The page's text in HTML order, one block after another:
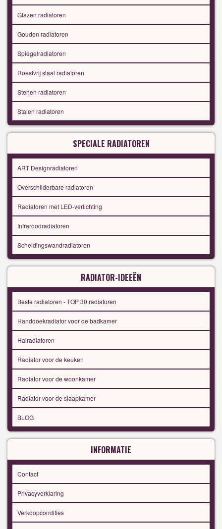
Glazen radiatoren
Gouden radiatoren
Spiegelradiatoren
Roestvrij staal radiatoren
Stenen radiatoren
Stalen radiatoren
SPECIALE RADIATOREN
ART Designradiatoren
Overschilderbare radiatoren
Radiatoren met LED-verlichting
Infraroodradiatoren
Scheidingswandradiatoren
RADIATOR-IDEEËN
Beste radiatoren - TOP 30 radiatoren
Handdoekradiator voor de badkamer
Halradiatoren
Radiator voor de keuken
Radiator voor de woonkamer
Radiator voor de slaapkamer
BLOG
INFORMATIE
Contact
Privacyverklaring
Verkoopcondities